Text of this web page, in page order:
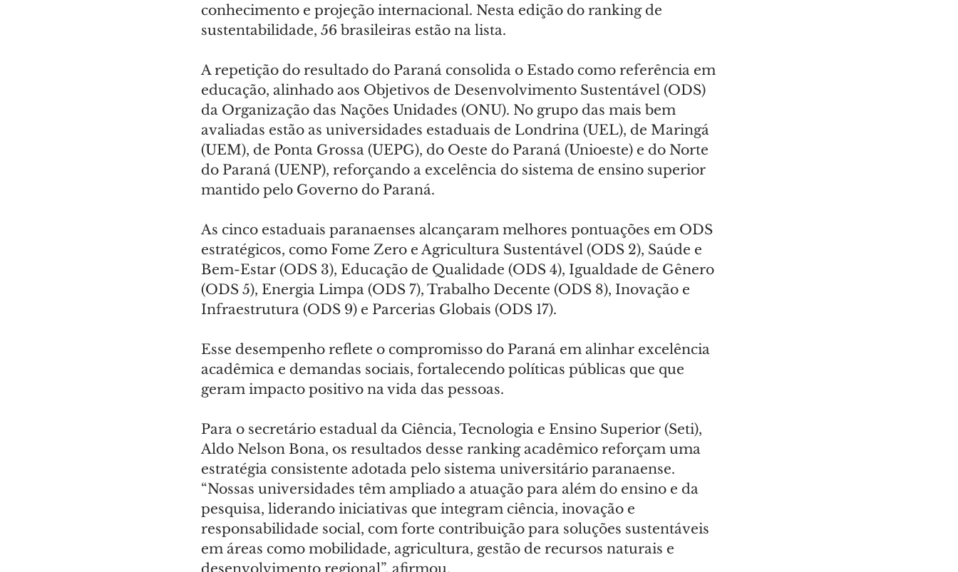
conhecimento e projeção internacional. Nesta edição do ranking de
sustentabilidade, 56 brasileiras estão na lista.
A repetição do resultado do Paraná consolida o Estado como referência em
educação, alinhado aos Objetivos de Desenvolvimento Sustentável (ODS)
da Organização das Nações Unidades (ONU). No grupo das mais bem
avaliadas estão as universidades estaduais de Londrina (UEL), de Maringá
(UEM), de Ponta Grossa (UEPG), do Oeste do Paraná (Unioeste) e do Norte
do Paraná (UENP), reforçando a excelência do sistema de ensino superior
mantido pelo Governo do Paraná.
As cinco estaduais paranaenses alcançaram melhores pontuações em ODS
estratégicos, como Fome Zero e Agricultura Sustentável (ODS 2), Saúde e
Bem-Estar (ODS 3), Educação de Qualidade (ODS 4), Igualdade de Gênero
(ODS 5), Energia Limpa (ODS 7), Trabalho Decente (ODS 8), Inovação e
Infraestrutura (ODS 9) e Parcerias Globais (ODS 17).
Esse desempenho reflete o compromisso do Paraná em alinhar excelência
acadêmica e demandas sociais, fortalecendo políticas públicas que que
geram impacto positivo na vida das pessoas.
Para o secretário estadual da Ciência, Tecnologia e Ensino Superior (Seti),
Aldo Nelson Bona, os resultados desse ranking acadêmico reforçam uma
estratégia consistente adotada pelo sistema universitário paranaense.
“Nossas universidades têm ampliado a atuação para além do ensino e da
pesquisa, liderando iniciativas que integram ciência, inovação e
responsabilidade social, com forte contribuição para soluções sustentáveis
em áreas como mobilidade, agricultura, gestão de recursos naturais e